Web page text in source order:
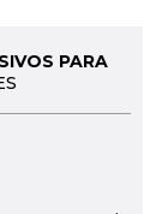
PARA